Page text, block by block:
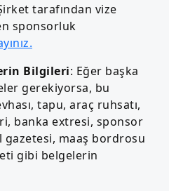
tarafından vize
sponsorluk
Bilgileri: Eğer başka
gerekiyorsa, bu
tapu, araç ruhsatı,
banka extresi, sponsor
maaş bordrosu
gibi belgelerin